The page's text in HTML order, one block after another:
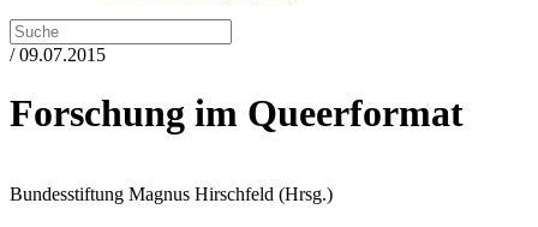
/ 09.07.2015
Forschung im Queerformat
Bundesstiftung Magnus Hirschfeld (Hrsg.)